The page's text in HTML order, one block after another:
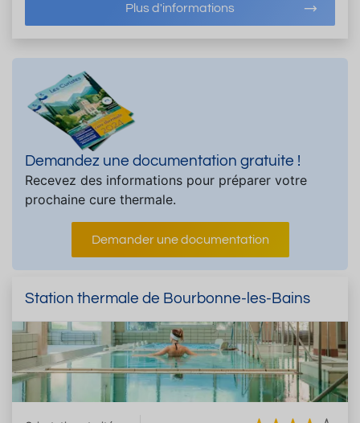
Plus d'informations
Demandez une documentation gratuite !
Recevez des informations pour préparer votre
prochaine cure thermale.
Demander une documentation
Station thermale de Bourbonne-les-Bains